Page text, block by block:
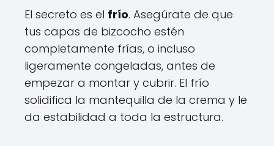
El secreto es el frío. Asegúrate de que
tus capas de bizcocho estén
completamente frías, o incluso
ligeramente congeladas, antes de
empezar a montar y cubrir. El frío
solidifica la mantequilla de la crema y le
da estabilidad a toda la estructura.